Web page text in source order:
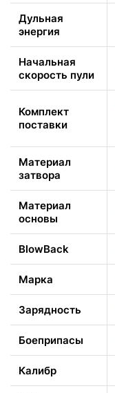
Дульная
энергия
Начальная
скорость пули
Комплект
поставки
Материал
затвора
Материал
основы
BlowBack
Марка
Зарядность
Боеприпасы
Калибр